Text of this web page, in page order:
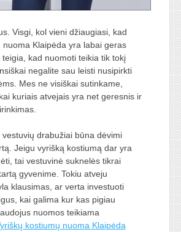
Visgi, kol vieni džiaugiasi, kad
nuoma Klaipėda yra labai geras
kad nuomoti teikia tik tokį
negalite sau leisti nusipirkti
Mes ne visiškai sutinkame,
kuriais atvejais yra net geresnis ir
vestuvių drabužiai būna dėvimi
Jeigu vyrišką kostiumą dar yra
tai vestuvinė suknelės tikrai
gyvenime. Tokiu atveju
klausimas, ar verta investuoti
kai galima kur kas pigiau
nuomos teikiama
kostiumų nuoma Klaipėda